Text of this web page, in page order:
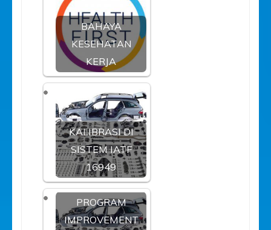
BAHAYA
KESEHATAN
KERJA
KALIBRASI DI
SISTEM IATF
16949
PROGRAM
IMPROVEMENT